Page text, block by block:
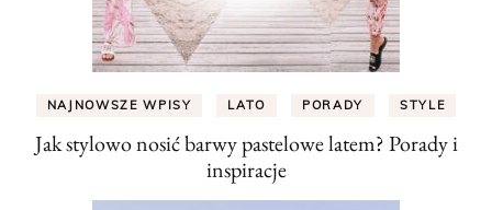
NAJNOWSZE WPISY LATO PORADY STYLE
Jak stylowo nosić barwy pastelowe latem? Porady i
inspiracje